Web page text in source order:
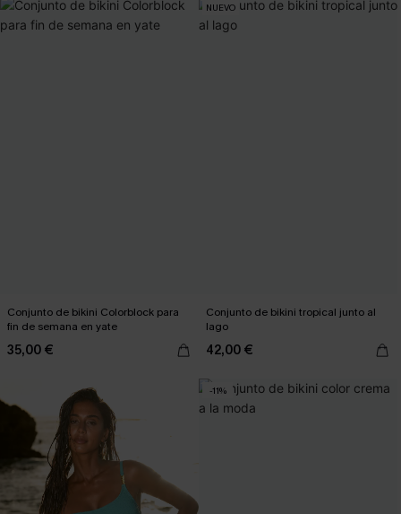
Conjunto de bikini Colorblock para
fin de semana en yate
35,00 €
NUEVO
Conjunto de bikini tropical junto al
lago
42,00 €
-11%